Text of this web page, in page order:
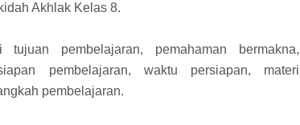
Akhlak Kelas 8.
pembelajaran, pemahaman bermakna,
pembelajaran, waktu persiapan, materi
pembelajaran.